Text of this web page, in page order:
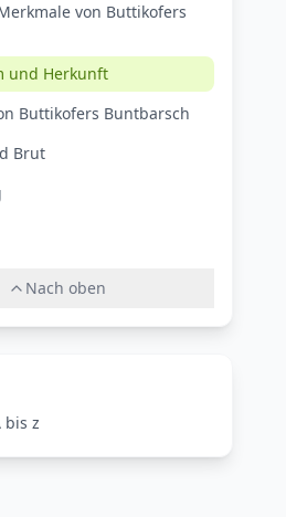
von Buttikofers
und Herkunft
Buttikofers Buntbarsch
Brut
Nach oben
bis z